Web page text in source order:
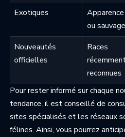
Exotiques
ou sauvage
Nouveautés
officielles
Races
reconnues
Pour rester informé sur chaque
tendance, il est conseillé de
sites spécialisés et les réseaux
félines. Ainsi, vous pourrez